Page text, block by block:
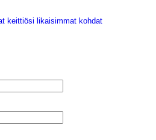
keittiösi likaisimmat kohdat